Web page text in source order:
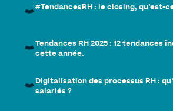
#TendancesRH : le closing, qu’est-
Tendances RH 2025 : 12 tendances
cette année.
Digitalisation des processus RH :
salariés ?